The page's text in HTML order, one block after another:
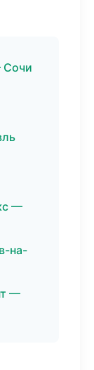
Сочи
—
на-
—